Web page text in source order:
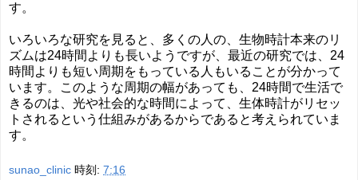
す。
いろいろな研究を見ると、多くの人の、生物時計本来のリ
ズムは24時間よりも長いようですが、最近の研究では、24
時間よりも短い周期をもっている人もいることが分かって
います。このような周期の幅があっても、24時間で生活で
きるのは、光や社会的な時間によって、生体時計がリセッ
トされるという仕組みがあるからであると考えられていま
す。
sunao_clinic 時刻: 7:16